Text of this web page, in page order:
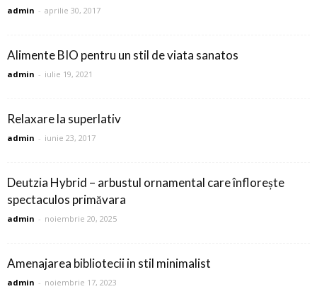
admin - aprilie 30, 2017
Alimente BIO pentru un stil de viata sanatos
admin - iulie 19, 2021
Relaxare la superlativ
admin - iunie 23, 2017
Deutzia Hybrid – arbustul ornamental care înflorește
spectaculos primăvara
admin - noiembrie 20, 2025
Amenajarea bibliotecii in stil minimalist
admin - noiembrie 17, 2023